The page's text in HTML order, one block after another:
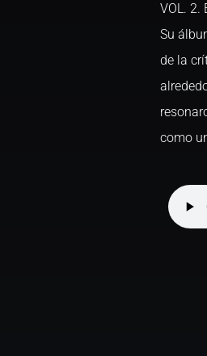
VOL. 2.
Su
de la
como